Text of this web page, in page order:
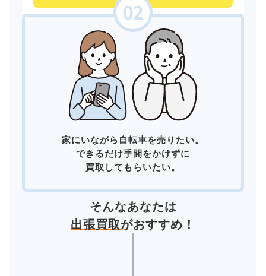
家にいながら自転車を売りたい。
できるだけ手間をかけずに
買取してもらいたい。
そんなあなたは
出張買取がおすすめ！